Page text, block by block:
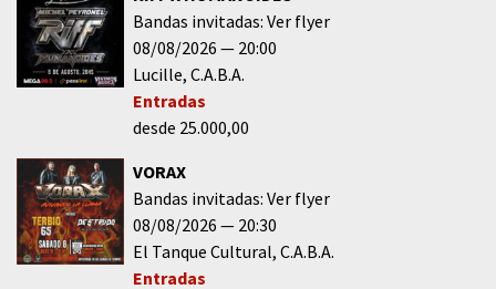
Bandas invitadas: Ver flyer
08/08/2026
20:00
Lucille C.A.B.A.
Entradas
desde 25.000,00
VORAX
Bandas invitadas: Ver flyer
08/08/2026
20:30
El Tanque Cultural C.A.B.A.
Entradas